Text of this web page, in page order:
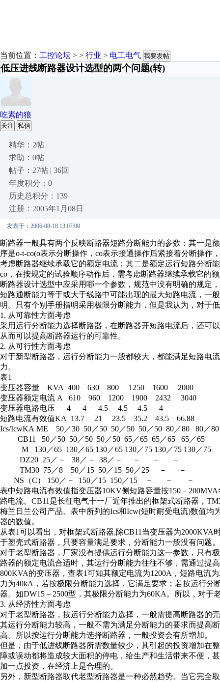
当前位置： 工控论坛 > > 行业 > 电工电气 我要发帖
低压进线断路器设计选型的两个问题(转)
吃素的狼
关注 私信
精华：2帖
求助：0帖
帖子：27帖 | 36回
年度积分：0
历史总积分：139
注册：2005年1月08日
发表于：2006-08-18 13:07:00
断路器一般具有两个反映断路器短路分断能力的参数：其一是
序是o-t-co(o表示分断操作，co表示接通操作后紧接着分断操
考虑断路器继续承载它的额定电流；其二是额定运行短路分断
co，在按规定的试验顺序动作后，需考虑断路器继续承载它的
断路器设计选型中应采用哪一个参数，规范中没有明确的规定
短路通断能力等于或大于线路中可能出现的最大短路电流，一
明。只有个别手册指明采用极限分断能力，但是我认为，对于
1. 从可靠性方面考虑
采用运行分断能力选择断路器，在断路器开短路电流后，还可
从而可以提高断路器运行的可靠性。
2. 从可行性方面考虑
对于新型断路器，运行分断能力一般都较大，都能满足短路电
力。
表1
变压器容量 KVA 400 630 800 1250 1600 2000
变压器额定电流 A 610 960 1200 1900 2432 3040
变压器电路电压 4 4 4.5 4.5 4.5 4
短路电流有效值KA 13.7 21 23.5 35.2 43.5 66.88
Ics/IcwKA ME 50／30 50／50 50／50 50／50 80／80 80／80
CB11 50／50 50／50 50／50 65／65 65／65 65／65
M 130／65 130／65 130／65 130／75 130／75 130／75
DZ20 25／－ 38／－ 38／－ － － －
TM30 75／8 50／15 50／15 50／25 － －
NS（C） 150／－ 150／15 150／15 － － －
表中短路电流有效值指变压器10KV侧短路容量按150－
路电流。CB11是长征电气十一厂近年推出的框架式断路器，
梅兰日兰公司产品。表中所列的Ics和Icw(短时耐受电流)数值
器的数值。
从表1可以看出，对框架式断路器,除CB11当变压器为
于塑壳式断路器，只要容量满足要求，分断能力一般没有问题。
对于老型断路器，厂家没有提供运行分断能力这一参数，只有
路器的额定电流合适时，其运行分断能力往往不够，需通过提
800KVA的变压器，查表1可知其额定电流为1200A，短路电流
力为40kA，若按极限分断能力选择，它满足要求；若按运行
器。如DW15－2500型，其极限分断能力为60KA。所以，对于
3. 从经济性方面考虑
对于老型断路器，按运行分断能力选择，一般需提高断路器的
其运行分断能力较高，一般不需为满足分断能力的要求而提高
高。所以按运行分断能力选择断路器，一般投资会有所增加。
但是，由于低进线断路器所需数量较少，其引起的投资增加在
障或误动都将造成较大面积的停电，给生产和生活带来不便，
加一点投资，在经济上是合理的。
另外，新型断路器取代老型断路器是一种必然趋势。当它完全